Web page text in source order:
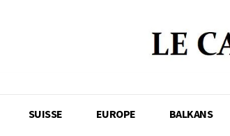
SUISSE EUROPE BALKANS